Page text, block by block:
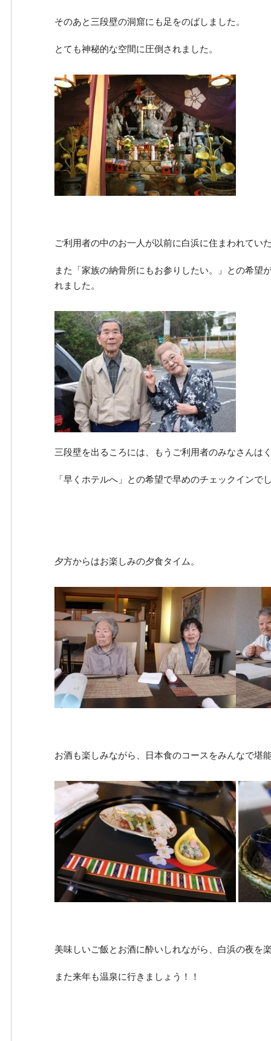
そのあと三段壁の洞窟にも足をのばしました。
とても神秘的な空間に圧倒されました。
ご利用者の中のお一人が以前に白浜に住まわれてい
また「家族の納骨所にもお参りしたい。」との希望
れました。
三段壁を出るころには、もうご利用者のみなさんは
「早くホテルへ」との希望で早めのチェックイン
夕方からはお楽しみの夕食タイム。
お酒も楽しみながら、日本食のコースをみんなで堪
美味しいご飯とお酒に酔いしれながら、白浜の夜を
また来年も温泉に行きましょう！！